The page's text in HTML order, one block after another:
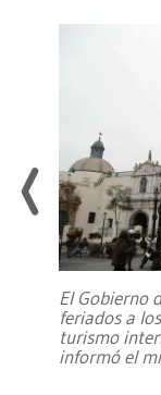
El Gobierno
feriados a
turismo
informó el